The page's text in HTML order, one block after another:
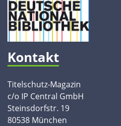
Kontakt
Titelschutz-Magazin
c/o IP Central GmbH
Steinsdorfstr. 19
80538 München